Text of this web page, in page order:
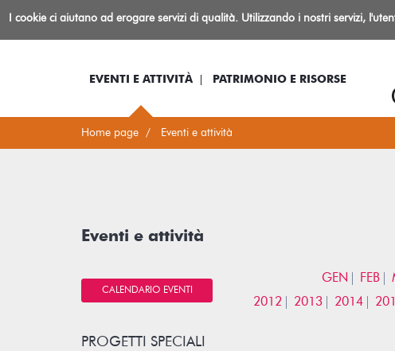
BibliotecaIo sono... Log-in Informazioni
EVENTI E ATTIVITÀ PATRIMONIO E RISORSE
Home page Eventi e attività
GEN FEB
2012
2013 2014
Eventi e attività
CALENDARIO EVENTI
PROGETTI SPECIALI
I cookie ci aiutano ad erogare servizi di qualità. Utilizzando i nostri servizi,